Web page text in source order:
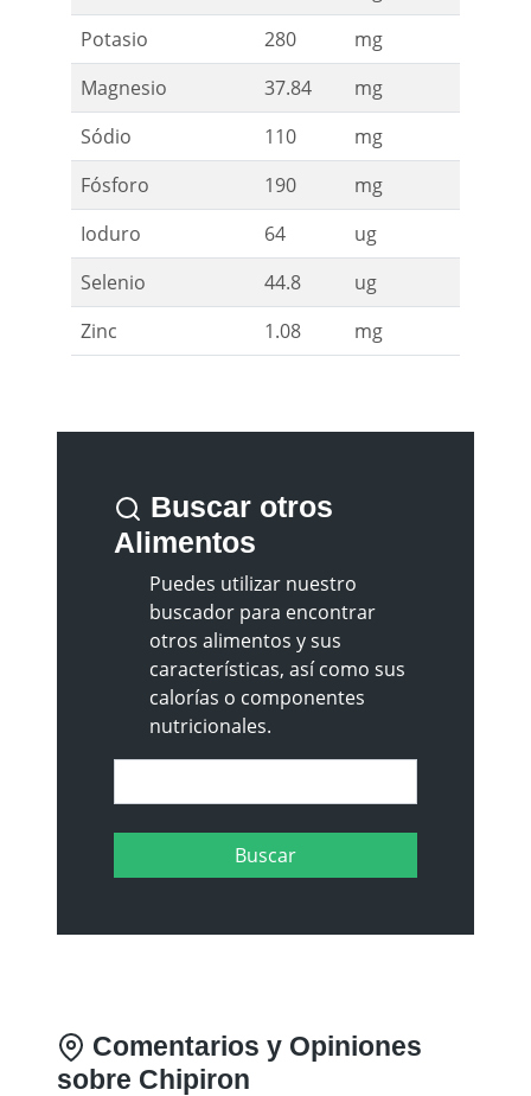
Potasio
280
mg
Magnesio
37.84
mg
Sódio
110
mg
Fósforo
190
mg
Ioduro
64
ug
Selenio
44.8
ug
Zinc
1.08 mg
Buscar otros
Alimentos
Puedes utilizar nuestro
buscador para encontrar
otros alimentos y sus
características, así como sus
calorías o componentes
nutricionales.
Comentarios y Opiniones
sobre Chipiron